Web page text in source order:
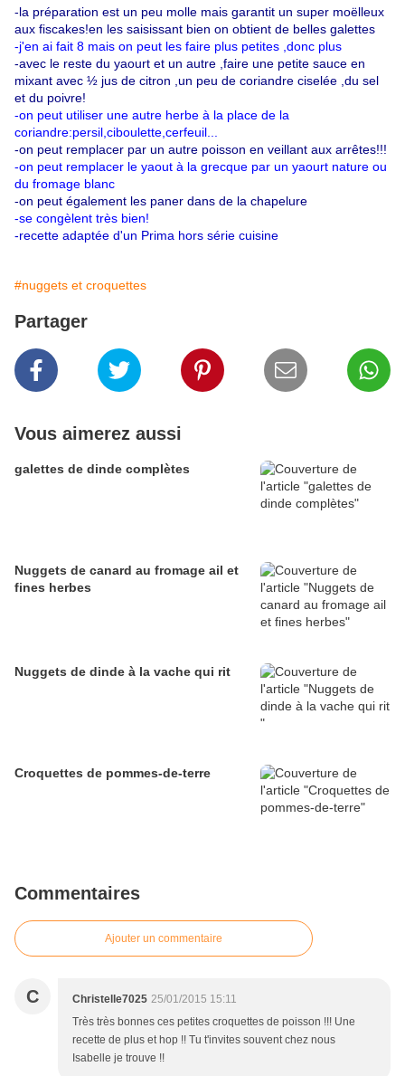
-la préparation est un peu molle mais garantit un super moëlleux
aux fiscakes!en les saisissant bien on obtient de belles galettes
-j'en ai fait 8 mais on peut les faire plus petites ,donc plus
-avec le reste du yaourt et un autre ,faire une petite sauce en
mixant avec ½ jus de citron ,un peu de coriandre ciselée ,du sel
et du poivre!
-on peut utiliser une autre herbe à la place de la
coriandre:persil,ciboulette,cerfeuil...
-on peut remplacer par un autre poisson en veillant aux arrêtes!!!
-on peut remplacer le yaout à la grecque par un yaourt nature ou
du fromage blanc
-on peut également les paner dans de la chapelure
-se congèlent très bien!
-recette adaptée d'un Prima hors série cuisine
#nuggets et croquettes
Partager
Vous aimerez aussi
galettes de dinde complètes
Nuggets de canard au fromage ail et
fines herbes
Nuggets de dinde à la vache qui rit
Croquettes de pommes-de-terre
Commentaires
Ajouter un commentaire
C Christelle7025 25/01/2015 15:11
Très très bonnes ces petites croquettes de poisson !!! Une
recette de plus et hop !! Tu t'invites souvent chez nous
Isabelle je trouve !!